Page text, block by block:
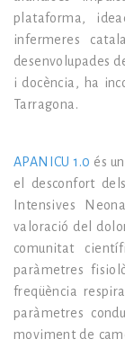
plataforma,
infermeres
desenvolupades
i docència, ha
Tarragona.
APANICU 1.0 és
el desconfort
Intensives
valoració del
comunitat
paràmetres
freqüència
paràmetres
moviment de